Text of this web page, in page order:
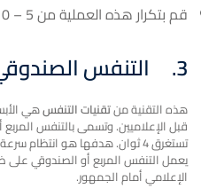
قم بتكرار هذه العملية من 5 – 10 دقائق كل يوم.
3. التنفس
هذه التقنية منتقنيات التنفسهي
قبل الإعلاميين. وتسمى بالتنفس
تستغرق 4 ثوان. هدفها هو انتظام
يعمل التنفس المربع أو الصندوقي على
الإعلامي أمام الجمهور.